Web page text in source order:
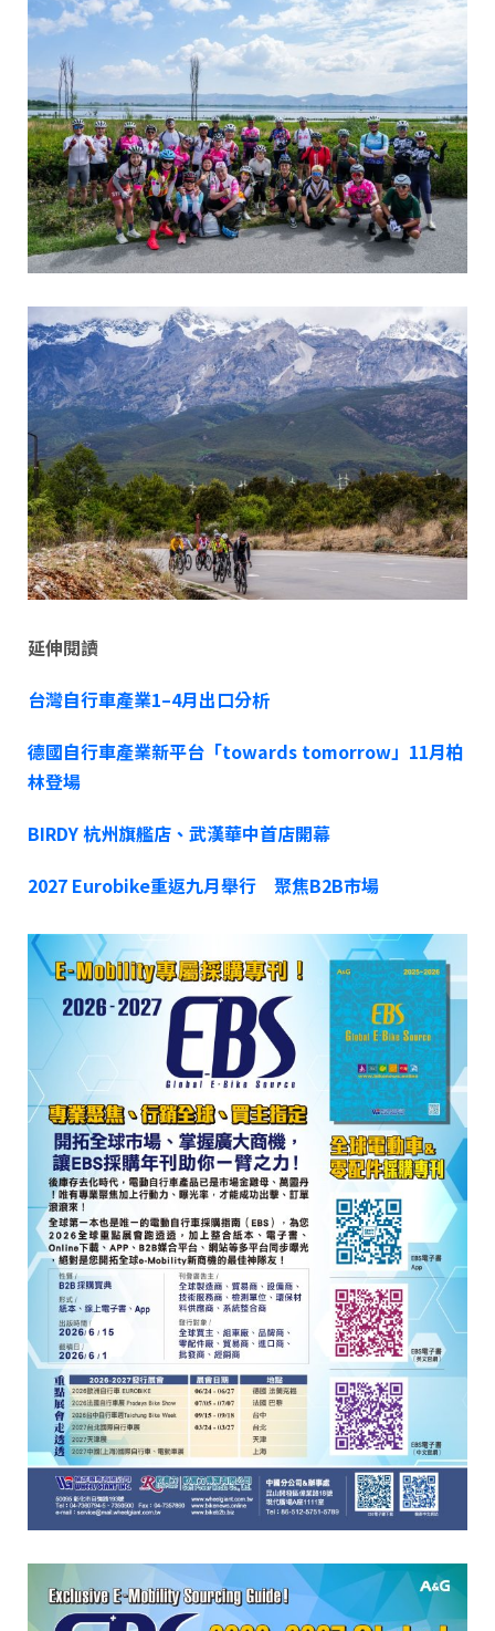
延伸閱讀
台灣自行車產業1–4月出口分析
德國自行車產業新平台「towards tomorrow」11月柏
林登場
BIRDY 杭州旗艦店、武漢華中首店開幕
2027 Eurobike重返九月舉行 聚焦B2B市場